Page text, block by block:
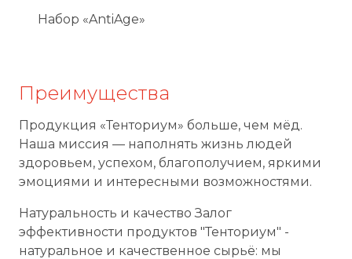
Набор «AntiAge»
Преимущества
Продукция «Тенториум» больше, чем мёд.
Наша миссия — наполнять жизнь людей
здоровьем, успехом, благополучием, яркими
эмоциями и интересными возможностями.
Натуральность и качество Залог
эффективности продуктов "Тенториум" -
натуральное и качественное сырьё: мы